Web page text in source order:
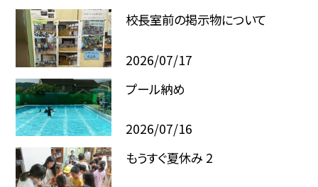
校長室前の掲示物について
2026/07/17
プール納め
2026/07/16
もうすぐ夏休み 2